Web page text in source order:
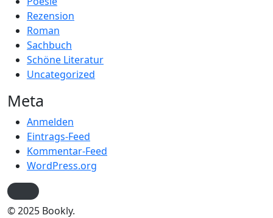
Rezension
Roman
Sachbuch
Schöne Literatur
Uncategorized
Meta
Anmelden
Eintrags-Feed
Kommentar-Feed
WordPress.org
© 2025 Bookly.